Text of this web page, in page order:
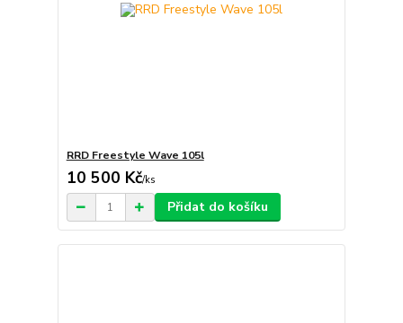
RRD Freestyle Wave 105l
10 500 Kč/ks
Přidat do košíku